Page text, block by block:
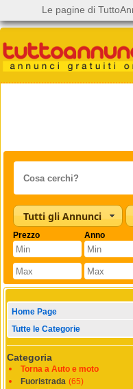
Tutti gli Annunci
Prezzo Anno
Home Page
Tutte le Categorie
Categoria
Torna a Auto e moto
Fuoristrada (65)
Le pagine di